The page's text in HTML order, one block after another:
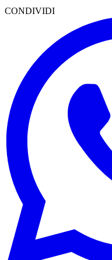
CONDIVIDI